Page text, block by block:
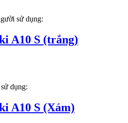
sử dụng:
A10 S (trắng)
dụng:
A10 S (Xám)